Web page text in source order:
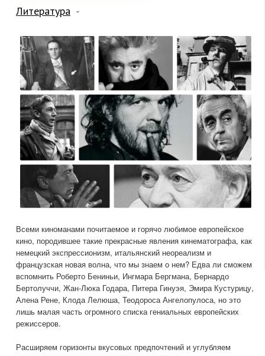
Литература
Всеми киноманами почитаемое и горячо любимое европейское
кино, породившее такие прекрасные явления кинематографа, как
немецкий экспрессионизм, итальянский неореализм и
французская новая волна, что мы знаем о нем? Едва ли сможем
вспомнить Роберто Бениньи, Ингмара Бергмана, Бернардо
Бертолуччи, Жан-Люка Годара, Питера Гинуэя, Эмира Кустурицу,
Алена Рене, Клода Лелюша, Теодороса Ангелопулоса, но это
лишь малая часть огромного списка гениальных европейских
режиссеров.
Расширяем горизонты вкусовых предпочтений и углубляем